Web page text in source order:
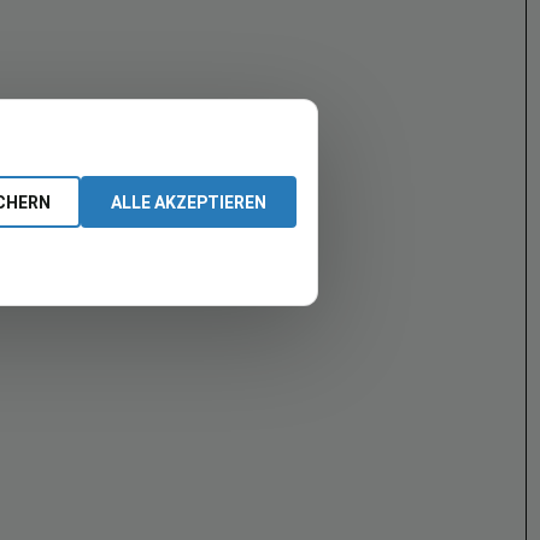
ALLE AKZEPTIEREN